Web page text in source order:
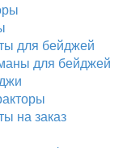
для бейджей
для бейджей
на заказ